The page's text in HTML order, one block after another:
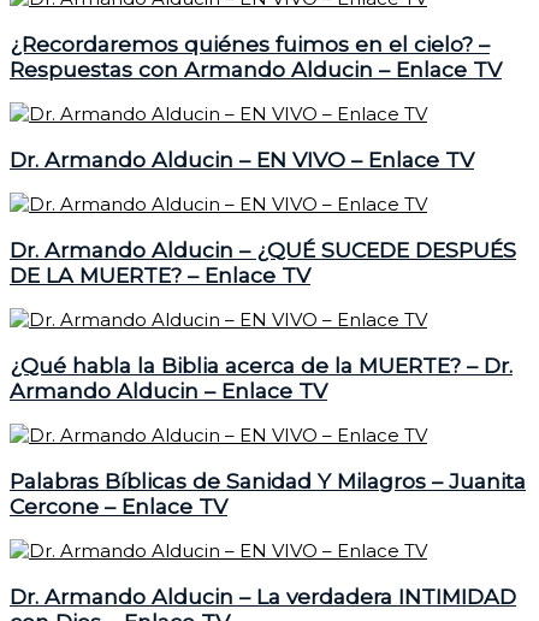
¿Recordaremos quiénes fuimos en el cielo? –
Respuestas con Armando Alducin – Enlace TV
Dr. Armando Alducin – EN VIVO – Enlace TV
Dr. Armando Alducin – ¿QUÉ SUCEDE DESPUÉS
DE LA MUERTE? – Enlace TV
¿Qué habla la Biblia acerca de la MUERTE? – Dr.
Armando Alducin – Enlace TV
Palabras Bíblicas de Sanidad Y Milagros – Juanita
Cercone – Enlace TV
Dr. Armando Alducin – La verdadera INTIMIDAD